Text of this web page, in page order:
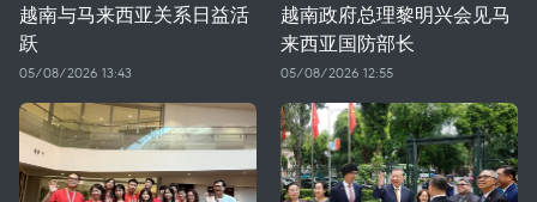
越南与马来西亚关系日益活
跃
05/08/2026 13:43
越南政府总理黎明兴会见马
来西亚国防部长
05/08/2026 12:55